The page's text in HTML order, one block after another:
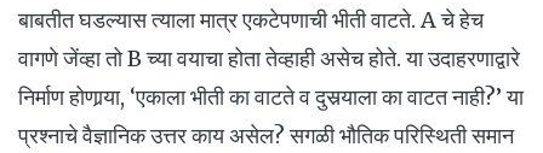
बाबतीत घडल्यास त्याला मात्र एकटेपणाची भीती वाटते. A चे हेच
वागणे जेंव्हा तो B च्या वयाचा होता तेव्हाही असेच होते. या उदाहरणाद्वारे
निर्माण होणार्‍या, ‘एकाला भीती का वाटते व दुसर्‍याला का वाटत नाही?’ या
प्रश्नाचे वैज्ञानिक उत्तर काय असेल? सगळी भौतिक परिस्थिती समान